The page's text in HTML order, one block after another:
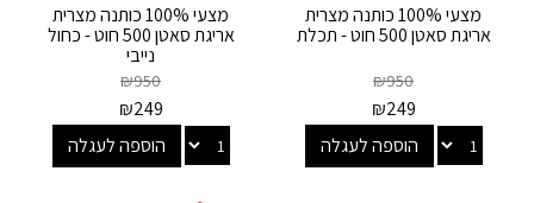
מצעי 100% כותנה מצרית
אריגת סאטן 500 חוט - תכלת
₪950
₪249
הוספה לעגלה
מצעי 100% כותנה מצרית
אריגת סאטן 500 חוט - כחול
נייבי
₪950
₪249
הוספה לעגלה